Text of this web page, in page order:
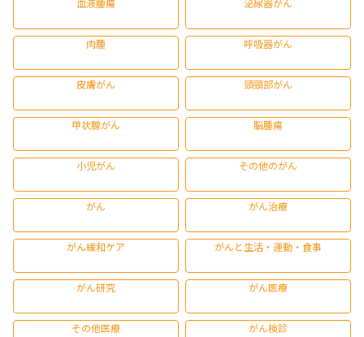
肉腫 呼吸器がん
皮膚がん 頭頸部がん
甲状腺がん 脳腫瘍
小児がん その他のがん
がん がん治療
がん緩和ケア がんと生活・運動・食事
がん研究 がん医療
その他医療 がん検診